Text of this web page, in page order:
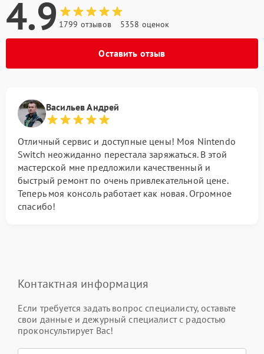
4.9 1799 отзывов 5358 оценок
Оставить отзыв
Васильев Андрей
Отличный сервис и доступные цены! Моя Nintendo
Switch неожиданно перестала заряжаться. В этой
мастерской мне предложили качественный и
быстрый ремонт по очень привлекательной цене.
Теперь моя консоль работает как новая. Огромное
спасибо!
Контактная информация
Если требуется задать вопрос специалисту, оставьте
свои данные и дежурный специалист с радостью
проконсультирует Вас!